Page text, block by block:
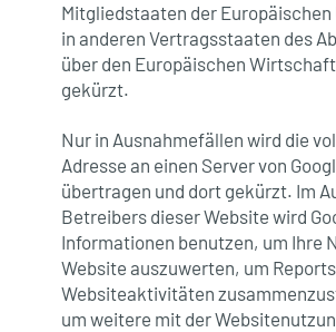
Mitgliedstaaten der Europäischen
in anderen Vertragsstaaten des
über den Europäischen
gekürzt.
Nur in Ausnahmefällen wird die
Adresse an einen Server von
übertragen und dort gekürzt. Im
Betreibers dieser Website wird
Informationen benutzen, um Ihre
Website auszuwerten, um
Websiteaktivitäten
um weitere mit der